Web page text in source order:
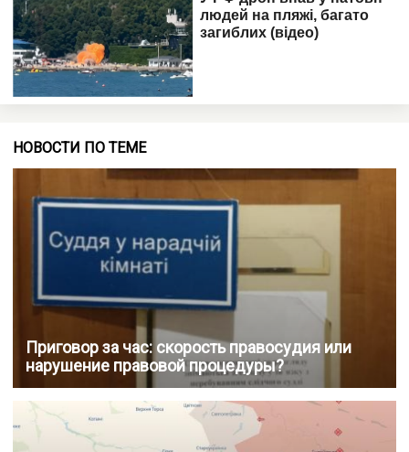
НОВОСТИ ПО ТЕМЕ
Приговор за час: скорость правосудия или
нарушение правовой процедуры?